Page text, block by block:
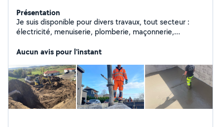
Présentation
Je suis disponible pour divers travaux, tout secteur :
électricité, menuiserie, plomberie, maçonnerie,
entretiens espaces verts, petit bricolages (changement
contacter pour plus d'informations À très vite !
Aucun avis pour l'instant